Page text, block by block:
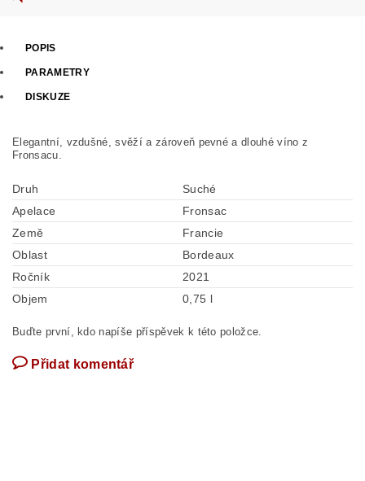
POPIS
PARAMETRY
DISKUZE
Elegantní, vzdušné, svěží a zároveň pevné a dlouhé víno z
Fronsacu.
Druh
Suché
Apelace
Fronsac
Země
Francie
Oblast
Bordeaux
Ročník
2021
Objem
0,75 l
Buďte první, kdo napíše příspěvek k této položce.
Přidat komentář